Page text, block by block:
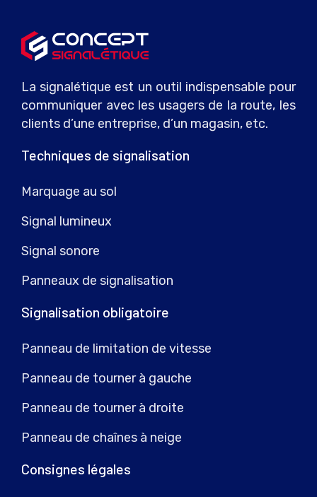
La signalétique est un outil indispensable pour
communiquer avec les usagers de la route, les
clients d’une entreprise, d’un magasin, etc.
Techniques de signalisation
Marquage au sol
Signal lumineux
Signal sonore
Panneaux de signalisation
Signalisation obligatoire
Panneau de limitation de vitesse
Panneau de tourner à gauche
Panneau de tourner à droite
Panneau de chaînes à neige
Consignes légales